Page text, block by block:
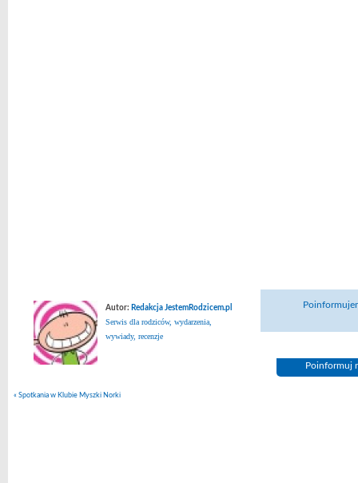
Autor: Redakcja JestemRodzicem.pl
Serwis dla rodziców, wydarzenia,
wywiady, recenzje
Poinformuj
« Spotkania w Klubie Myszki Norki